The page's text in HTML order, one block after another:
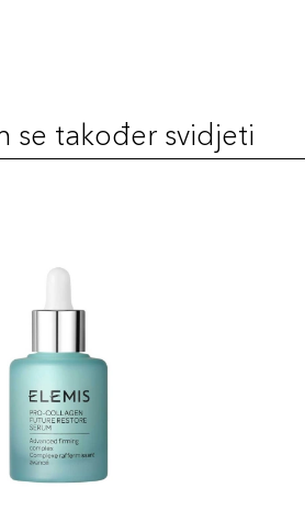
se također svidjeti